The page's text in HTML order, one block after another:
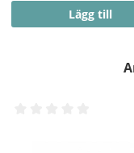
Lägg till